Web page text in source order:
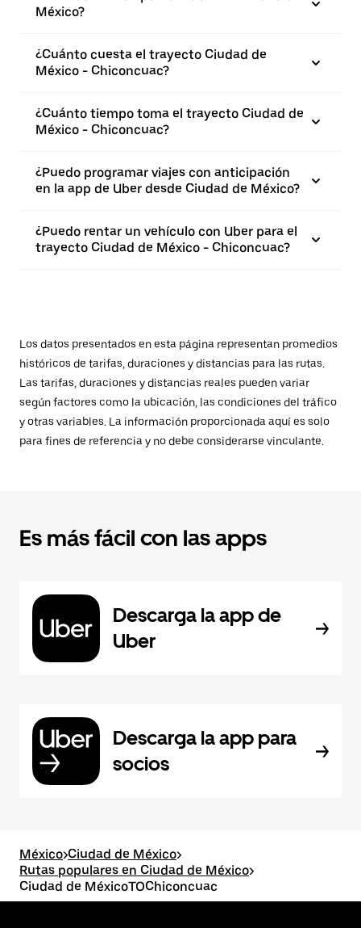
México?
¿Cuánto cuesta el trayecto Ciudad de
México - Chiconcuac?
¿Cuánto tiempo toma el trayecto Ciudad de
México - Chiconcuac?
¿Puedo programar viajes con anticipación
en la app de Uber desde Ciudad de México?
¿Puedo rentar un vehículo con Uber para el
trayecto Ciudad de México - Chiconcuac?
Los datos presentados en esta página representan promedios
históricos de tarifas, duraciones y distancias para las rutas.
Las tarifas, duraciones y distancias reales pueden variar
según factores como la ubicación, las condiciones del tráfico
y otras variables. La información proporcionada aquí es solo
para fines de referencia y no debe considerarse vinculante.
Es más fácil con las apps
Descarga la app de
Uber
Descarga la app para
socios
México>Ciudad de México>
Rutas populares en Ciudad de México>
Ciudad de MéxicoTOChiconcuac